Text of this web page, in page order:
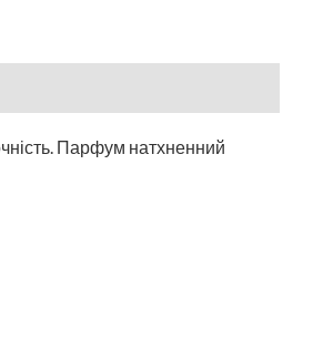
Парфум натхненний